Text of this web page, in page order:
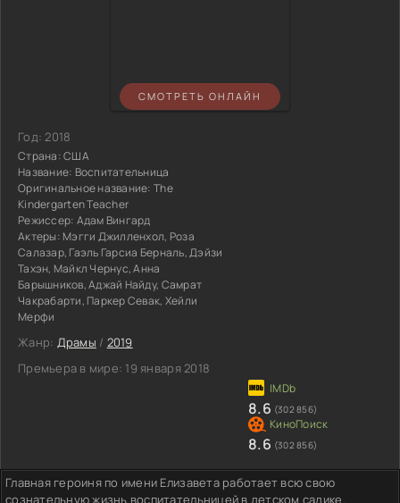
СМОТРЕТЬ ОНЛАЙН
Год:2018
Страна:США
Название: Воспитательница
Оригинальное название: The
Kindergarten Teacher
Режиссер: Адам Вингард
Актеры: Мэгги Джилленхол, Роза
Салазар, Гаэль Гарсиа Берналь, Дэйзи
Тахэн, Майкл Чернус, Анна
Барышников, Аджай Найду, Самрат
Чакрабарти, Паркер Севак, Хейли
Мерфи
Жанр: Драмы / 2019
Премьера в мире: 19 января 2018
8.6 (302 856)
8.6 (302 856)
Главная героиня по имени Елизавета работает всю свою
сознательную жизнь воспитательницей в детском садике.